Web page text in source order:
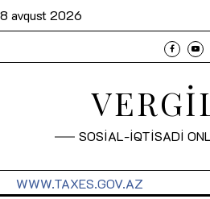
8 avqust 2026
SOSİAL-İQTİSADİ
WWW.TAXES.GOV.AZ